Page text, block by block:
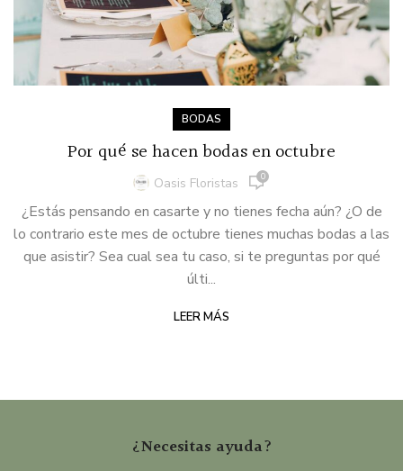
BODAS
Por qué se hacen bodas en octubre
Oasis Floristas 0
¿Estás pensando en casarte y no tienes fecha aún? ¿O de
lo contrario este mes de octubre tienes muchas bodas a las
que asistir? Sea cual sea tu caso, si te preguntas por qué
últi...
LEER MÁS
¿Necesitas ayuda?